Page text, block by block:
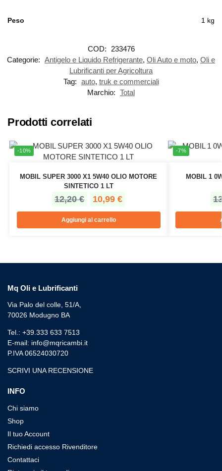
Peso 1 kg
COD:
233476
Categorie: Antigelo e Liquido Refrigerante, Oli Auto e moto, Oli e
Lubrificanti per Agricoltura
Tag: auto, truk e commerciali
Marchio: Total
Prodotti correlati
-10%
MOBIL SUPER 3000 X1 5W40 OLIO MOTORE
SINTETICO 1 LT
12,20€ 10,99€
Aggiungi al carrello
-7%
MOBIL 1
Mq Oli e Lubrificanti
Via Palo del colle, 51/A,
70026 Modugno BA
Tel.: +39.333 633 7513
E-mail: info@mqricambi.it
P.IVA 06524030720
SCRIVI UNA RECENSIONE
INFO
Chi siamo
Shop
Il tuo Account
Richiedi accesso Rivenditore
Contattaci